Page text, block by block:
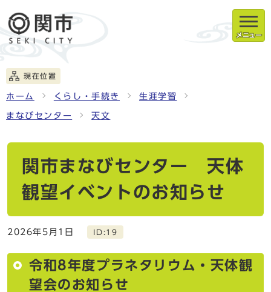
メニュー
現在位置
ホーム くらし・手続き 生涯学習
まなびセンター 天文
関市まなびセンター 天体
観望イベントのお知らせ
2026年5月1日 ID:19
令和8年度プラネタリウム・天体観
望会のお知らせ